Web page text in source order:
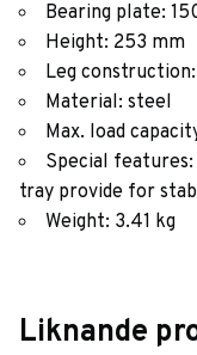
Bearing plate:
Height: 253 mm
Leg
Material: steel
Max. load
Special
tray provide for
Weight: 3.41 kg
Liknande